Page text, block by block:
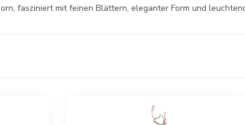
fasziniert mit feinen Blättern, eleganter Form und